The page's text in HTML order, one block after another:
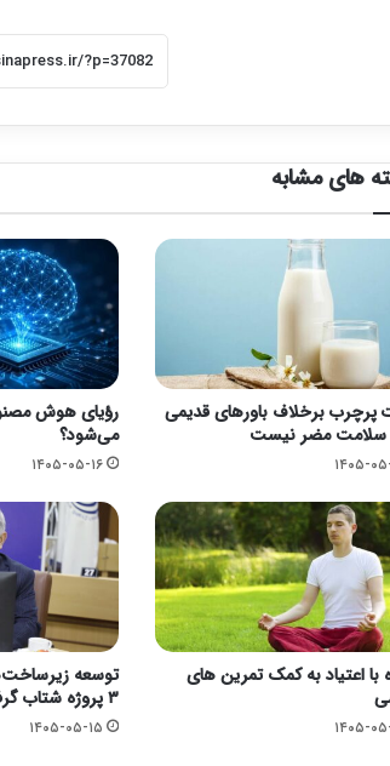
های مشابه
پرچرب برخلاف باورهای قدیمی
سلامت مضر نیست
۰۵-۱۶
رؤیای هوش
می‌شود؟
۱۴۰۵-۰۵-۱۶
با اعتیاد به کمک تمرین های
۰۵-۱۶
توسعه
۳ پروژه شتاب گرفت
۱۴۰۵-۰۵-۱۵